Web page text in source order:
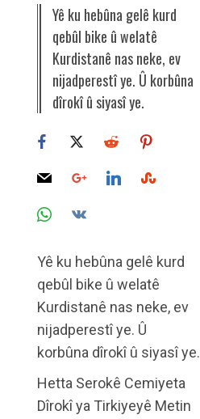
Yê ku hebûna gelê kurd
qebûl bike û welatê
Kurdistanê nas neke, ev
nijadperestî ye. Û korbûna
dîrokî û siyasî ye.
Yê ku hebûna gelê kurd
qebûl bike û welatê
Kurdistanê nas neke, ev
nijadperestî ye. Û
korbûna dîrokî û siyasî ye.
Hetta Serokê Cemiyeta
Dîrokî ya Tirkiyeyê Metin